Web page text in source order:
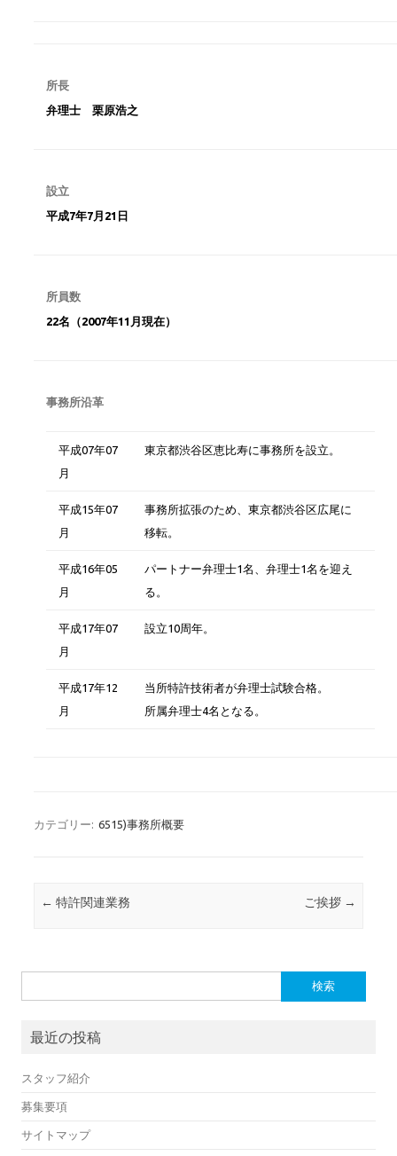
所長
弁理士 栗原浩之
設立
平成7年7月21日
所員数
22名（2007年11月現在）
事務所沿革
平成07年07
月
東京都渋谷区恵比寿に事務所を設立。
平成15年07
月
事務所拡張のため、東京都渋谷区広尾に
移転。
平成16年05
月
パートナー弁理士1名、弁理士1名を迎え
る。
平成17年07
月
設立10周年。
平成17年12
月
当所特許技術者が弁理士試験合格。
所属弁理士4名となる。
カテゴリー: 6515)事務所概要
投稿ナビゲーション
← 特許関連業務 ご挨拶 →
索:
最近の投稿
スタッフ紹介
募集要項
サイトマップ